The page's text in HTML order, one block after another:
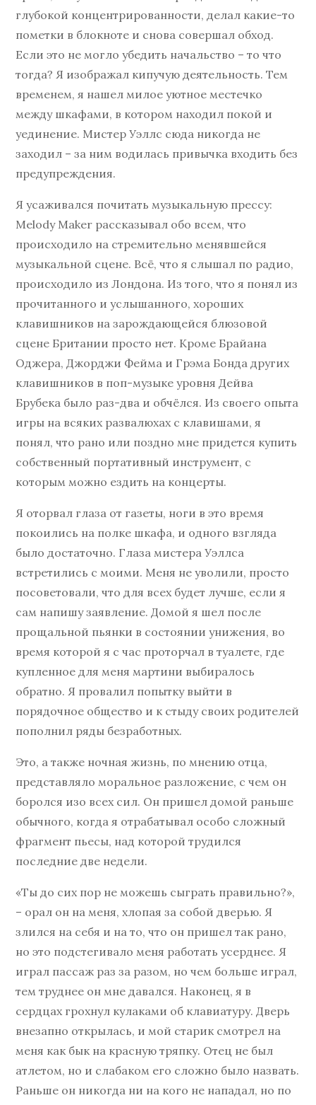
глубокой концентрированности, делал какие-то
пометки в блокноте и снова совершал обход.
Если это не могло убедить начальство – то что
тогда? Я изображал кипучую деятельность. Тем
временем, я нашел милое уютное местечко
между шкафами, в котором находил покой и
уединение. Мистер Уэллс сюда никогда не
заходил – за ним водилась привычка входить без
предупреждения.
Я усаживался почитать музыкальную прессу:
Melody Maker рассказывал обо всем, что
происходило на стремительно менявшейся
музыкальной сцене. Всё, что я слышал по радио,
происходило из Лондона. Из того, что я понял из
прочитанного и услышанного, хороших
клавишников на зарождающейся блюзовой
сцене Британии просто нет. Кроме Брайана
Оджера, Джорджи Фейма и Грэма Бонда других
клавишников в поп-музыке уровня Дейва
Брубека было раз-два и обчёлся. Из своего опыта
игры на всяких развалюхах с клавишами, я
понял, что рано или поздно мне придется купить
собственный портативный инструмент, с
которым можно ездить на концерты.
Я оторвал глаза от газеты, ноги в это время
покоились на полке шкафа, и одного взгляда
было достаточно. Глаза мистера Уэллса
встретились с моими. Меня не уволили, просто
посоветовали, что для всех будет лучше, если я
сам напишу заявление. Домой я шел после
прощальной пьянки в состоянии унижения, во
время которой я с час проторчал в туалете, где
купленное для меня мартини выбиралось
обратно. Я провалил попытку выйти в
порядочное общество и к стыду своих родителей
пополнил ряды безработных.
Это, а также ночная жизнь, по мнению отца,
представляло моральное разложение, с чем он
боролся изо всех сил. Он пришел домой раньше
обычного, когда я отрабатывал особо сложный
фрагмент пьесы, над которой трудился
последние две недели.
«Ты до сих пор не можешь сыграть правильно?»,
– орал он на меня, хлопая за собой дверью. Я
злился на себя и на то, что он пришел так рано,
но это подстегивало меня работать усерднее. Я
играл пассаж раз за разом, но чем больше играл,
тем труднее он мне давался. Наконец, я в
сердцах грохнул кулаками об клавиатуру. Дверь
внезапно открылась, и мой старик смотрел на
меня как бык на красную тряпку. Отец не был
атлетом, но и слабаком его сложно было назвать.
Раньше он никогда ни на кого не нападал, но по